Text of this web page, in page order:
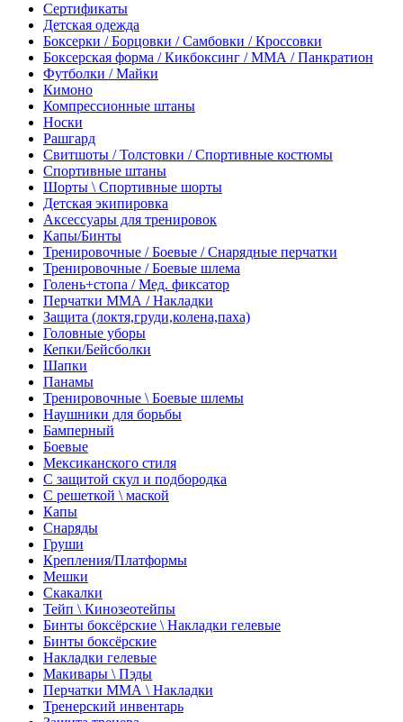
Сертификаты
Детская одежда
Боксерки / Борцовки / Самбовки / Кроссовки
Боксерская форма / Кикбоксинг / ММА / Панкратион
Футболки / Майки
Кимоно
Компрессионные штаны
Носки
Рашгард
Свитшоты / Толстовки / Спортивные костюмы
Спортивные штаны
Шорты \ Спортивные шорты
Детская экипировка
Аксессуары для тренировок
Капы/Бинты
Тренировочные / Боевые / Снарядные перчатки
Тренировочные / Боевые шлема
Голень+стопа / Мед. фиксатор
Перчатки ММА / Накладки
Защита (локтя,груди,колена,паха)
Головные уборы
Кепки/Бейсболки
Шапки
Панамы
Тренировочные \ Боевые шлемы
Наушники для борьбы
Бамперный
Боевые
Мексиканского стиля
С защитой скул и подбородка
С решеткой \ маской
Капы
Снаряды
Груши
Крепления/Платформы
Мешки
Скакалки
Тейп \ Кинозеотейпы
Бинты боксёрские \ Накладки гелевые
Бинты боксёрские
Накладки гелевые
Макивары \ Пэды
Перчатки ММА \ Накладки
Тренерский инвентарь